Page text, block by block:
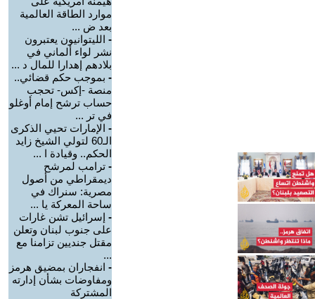
موارد الطاقة العالمية
بعد ض ...
- الليتوانيون يعتبرون
نشر لواء ألماني في
بلادهم إهدارا للمال د ...
- بموجب حكم قضائي..
منصة -إكس- تحجب
حساب ترشح إمام أوغلو
في تر ...
- الإمارات تحيي الذكرى
الـ60 لتولي الشيخ زايد
الحكم.. وقيادة ا ...
- ترامب لمرشح
ديمقراطي من أصول
مصرية: سنراك في
ساحة المعركة يا ...
- إسرائيل تشن غارات
على جنوب لبنان وتعلن
مقتل جنديين تزامنا مع
...
- انفجاران بمضيق هرمز
ومفاوضات بشأن إدارته
المشتركة